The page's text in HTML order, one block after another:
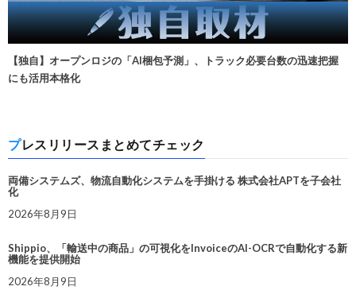
【独自】オープンロジの「AI梱包予測」、トラック必要台数の迅速把握
にも活用本格化
プレスリリースまとめてチェック
両備システムズ、物流自動化システムを手掛ける 株式会社APTを子会社
化
2026年8月9日
Shippio、「輸送中の商品」の可視化をInvoiceのAI-OCRで自動化する新
機能を提供開始
2026年8月9日